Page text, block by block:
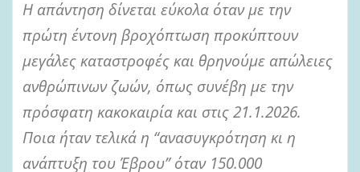
Η απάντηση δίνεται εύκολα όταν με την
πρώτη έντονη βροχόπτωση προκύπτουν
μεγάλες καταστροφές και θρηνούμε απώλειες
ανθρώπινων ζωών, όπως συνέβη με την
πρόσφατη κακοκαιρία και στις 21.1.2026.
Ποια ήταν τελικά η “ανασυγκρότηση κι η
ανάπτυξη του Έβρου” όταν 150.000